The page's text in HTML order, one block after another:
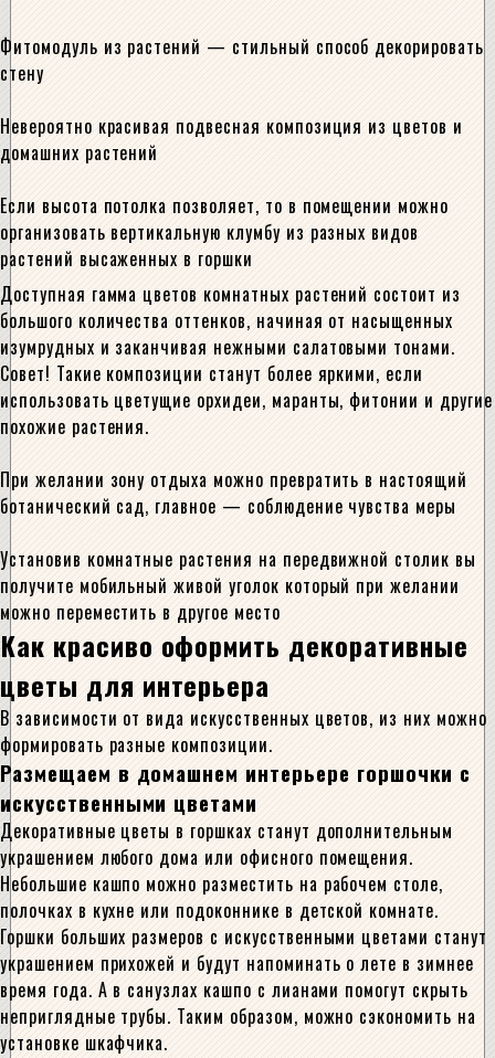
Фитомодуль из растений — стильный способ декорировать
стену
Невероятно красивая подвесная композиция из цветов и
домашних растений
Если высота потолка позволяет, то в помещении можно
организовать вертикальную клумбу из разных видов
растений высаженных в горшки
Доступная гамма цветов комнатных растений состоит из
большого количества оттенков, начиная от насыщенных
изумрудных и заканчивая нежными салатовыми тонами.
Совет! Такие композиции станут более яркими, если
использовать цветущие орхидеи, маранты, фитонии и другие
похожие растения.
При желании зону отдыха можно превратить в настоящий
ботанический сад, главное — соблюдение чувства меры
Установив комнатные растения на передвижной столик вы
получите мобильный живой уголок который при желании
можно переместить в другое место
Как красиво оформить декоративные
цветы для интерьера
В зависимости от вида искусственных цветов, из них можно
формировать разные композиции.
Размещаем в домашнем интерьере горшочки с
искусственными цветами
Декоративные цветы в горшках станут дополнительным
украшением любого дома или офисного помещения.
Небольшие кашпо можно разместить на рабочем столе,
полочках в кухне или подоконнике в детской комнате.
Горшки больших размеров с искусственными цветами станут
украшением прихожей и будут напоминать о лете в зимнее
время года. А в санузлах кашпо с лианами помогут скрыть
неприглядные трубы. Таким образом, можно сэкономить на
установке шкафчика.